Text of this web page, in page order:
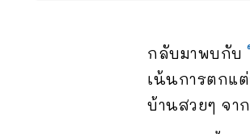
กลับมาพบกับ
เน้นการตกแ
บ้านสวยๆ จา